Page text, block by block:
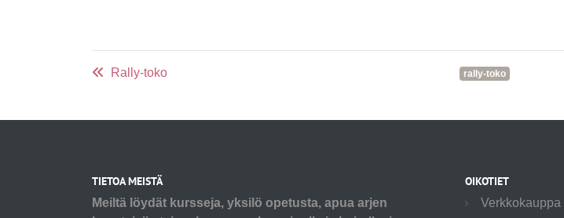
Rally-toko rally-toko
TIETOA MEISTÄ
Meiltä löydät kursseja, yksilö opetusta, apua arjen
OIKOTIET
Verkkokauppa